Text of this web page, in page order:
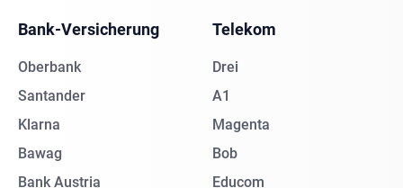
Bank-Versicherung
Oberbank
Santander
Klarna
Bawag
Bank Austria
Telekom
Drei
A1
Magenta
Bob
Educom